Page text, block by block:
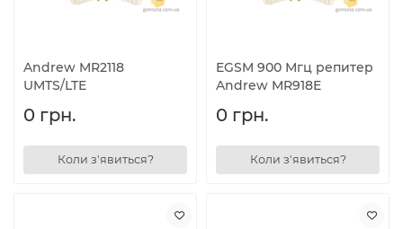
Andrew MR2118
UMTS/LTE
0 грн.
Коли з'явиться?
EGSM 900 Мгц репитер
Andrew MR918E
0 грн.
Коли з'явиться?